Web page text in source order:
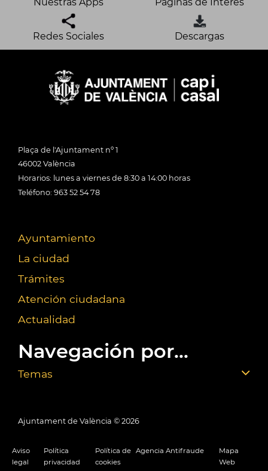
Redes Sociales Descargas
Plaça de l'Ajuntament nº 1
46002 València
Horarios: lunes a viernes de 8:30 a 14:00 horas
Teléfono: 963 52 54 78
Ayuntamiento
La ciudad
Trámites
Atención ciudadana
Actualidad
Navegación por...
Temas
Ajuntament de València © 2026
Aviso
legal
Política
privacidad
Política de
cookies
Agencia Antifraude
Mapa
Web